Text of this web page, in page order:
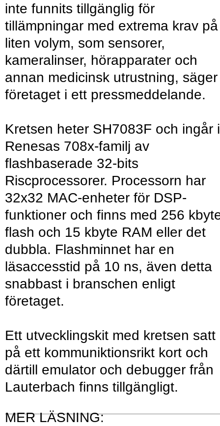
inte funnits tillgänglig för
tillämpningar med extrema krav på
liten volym, som sensorer,
kameralinser, hörapparater och
annan medicinsk utrustning, säger
företaget i ett pressmeddelande.
Kretsen heter SH7083F och ingår i
Renesas 708x-familj av
flashbaserade 32-bits
Riscprocessorer. Processorn har
32x32 MAC-enheter för DSP-
funktioner och finns med 256
flash och 15 kbyte RAM eller det
dubbla. Flashminnet har en
läsaccesstid på 10 ns, även detta
snabbast i branschen enligt
företaget.
Ett utvecklingskit med kretsen satt
på ett kommuniktionsrikt kort och
därtill emulator och debugger från
Lauterbach finns tillgängligt.